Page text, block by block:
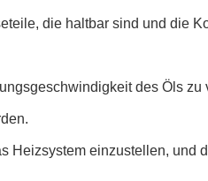
die haltbar sind und die
des Öls zu
Heizsystem einzustellen, und